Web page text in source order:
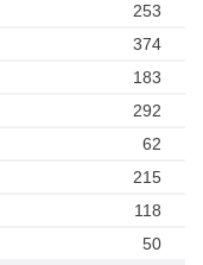
253
374
183
292
62
215
118
50